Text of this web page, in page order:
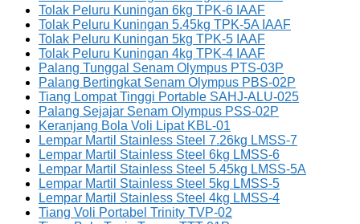
Tolak Peluru Kuningan 6kg TPK-6 IAAF
Tolak Peluru Kuningan 5.45kg TPK-5A IAAF
Tolak Peluru Kuningan 5kg TPK-5 IAAF
Tolak Peluru Kuningan 4kg TPK-4 IAAF
Palang Tunggal Senam Olympus PTS-03P
Palang Bertingkat Senam Olympus PBS-02P
Tiang Lompat Tinggi Portable SAHJ-ALU-025
Palang Sejajar Senam Olympus PSS-02P
Keranjang Bola Voli Lipat KBL-01
Lempar Martil Stainless Steel 7.26kg LMSS-7
Lempar Martil Stainless Steel 6kg LMSS-6
Lempar Martil Stainless Steel 5.45kg LMSS-5A
Lempar Martil Stainless Steel 5kg LMSS-5
Lempar Martil Stainless Steel 4kg LMSS-4
Tiang Voli Portabel Trinity TVP-02